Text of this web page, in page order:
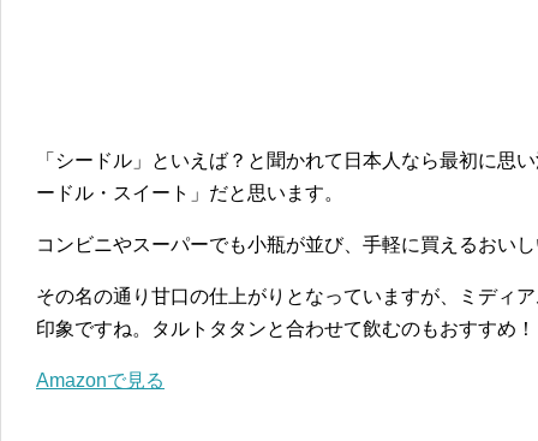
「シードル」といえば？と聞かれて日本人なら最初に
ードル・スイート」だと思います。
コンビニやスーパーでも小瓶が並び、手軽に買えるおい
その名の通り甘口の仕上がりとなっていますが、ミディ
印象ですね。タルトタタンと合わせて飲むのもおすすめ！
Amazonで見る